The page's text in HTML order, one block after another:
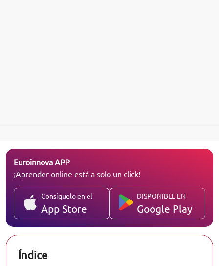
Euroinnova APP
¡Aprender online está a solo un click!
Consíguelo en el
App Store
DISPONIBLE EN
Google Play
Índice